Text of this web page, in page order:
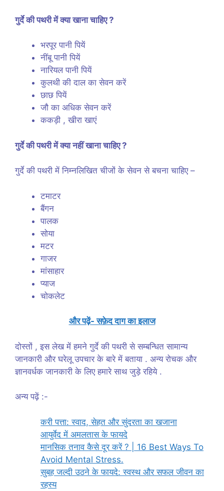
गुर्दे की पथरी में क्या खाना चाहिए ?
भरपूर पानी पियें
नींबू पानी पियें
नारियल पानी पियें
कुलथी की दाल का सेवन करें
छाछ पियें
जौ का अधिक सेवन करें
ककड़ी , खीरा खाएं
गुर्दे की पथरी में क्या नहीं खाना चाहिए ?
गुर्दे की पथरी में निम्नलिखित चीजों के सेवन से बचना चाहिए –
टमाटर
बैंगन
पालक
सोया
मटर
गाजर
मांसाहार
प्याज
चोकलेट
और पढ़ें- सफ़ेद दाग का इलाज
दोस्तों , इस लेख में हमने गुर्दे की पथरी से सम्बन्धित सामान्य
जानकारी और घरेलू उपचार के बारे में बताया . अन्य रोचक और
ज्ञानवर्धक जानकारी के लिए हमारे साथ जुड़े रहिये .
अन्य पढ़ें :-
करी पत्ता: स्वाद, सेहत और सुंदरता का खजाना
आयुर्वेद में अमलतास के फायदे
मानसिक तनाव कैसे दूर करें ? | 16 Best Ways To
Avoid Mental Stress.
सुबह जल्दी उठने के फायदे: स्वस्थ और सफल जीवन का
रहस्य